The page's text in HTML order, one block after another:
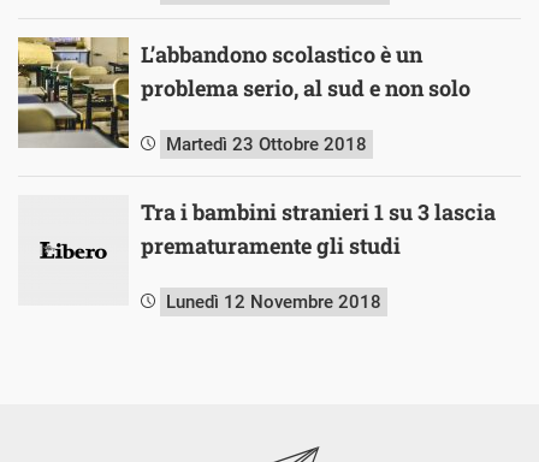
L’abbandono scolastico è un
problema serio, al sud e non solo
Martedì 23 Ottobre 2018
Tra i bambini stranieri 1 su 3 lascia
prematuramente gli studi
Lunedì 12 Novembre 2018